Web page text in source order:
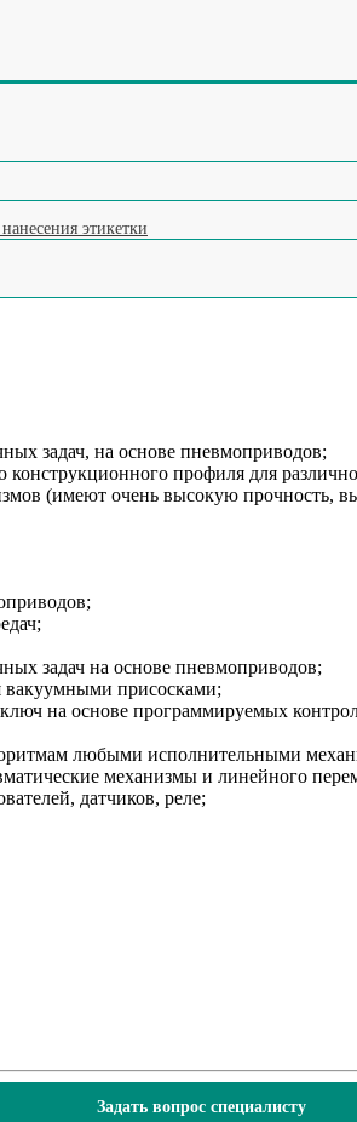
тары
этикетки
мороженое
и отбраковки по весу (чеквейер)
(яйцемашина)
задач, на основе пневмоприводов;
профиля для
(имеют очень высокую прочность,
задач на основе пневмоприводов;
присосками;
на основе программируемых
любыми исполнительными
механизмы и линейного
датчиков, реле;
Задать вопрос специалисту